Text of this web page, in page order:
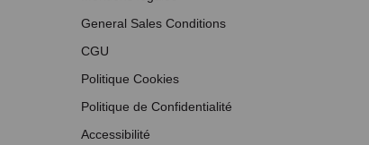
General Sales Conditions
CGU
Politique Cookies
Politique de Confidentialité
Accessibilité